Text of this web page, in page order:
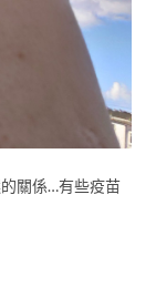
關係…有些疫苗